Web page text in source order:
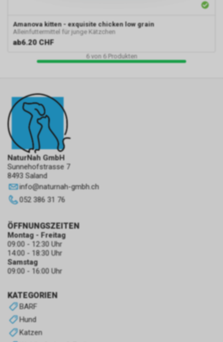
Amanova kitten - exquisite chicken low grain
Alleinfuttermittel für junge Kätzchen
ab6.20 CHF
6von 6Produkten
NaturNah GmbH
Sunnehofstrasse 7
8493 Saland
info@naturnah-gmbh.ch
052 386 31 76
KATEGORIEN
BARF
Hund
Katzen
ÖFFNUNGSZEITEN
Montag - Freitag
09:00 - 12:30 Uhr
14:00 - 18:30 Uhr
Samstag
09:00 - 16:00 Uhr